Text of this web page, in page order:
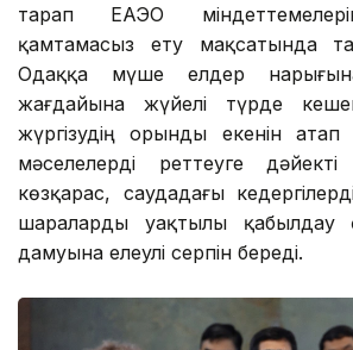
тарап ЕАЭО
қамтамасыз ету мақсатында
Одаққа мүше елдер
жағдайына жүйелі түрде
жүргізудің орынды екенін атап
мәселелерді реттеуге
көзқарас, саудадағы
шараларды уақтылы қабылдау
дамуына елеулі серпін береді.